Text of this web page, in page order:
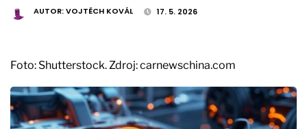
AUTOR:VOJTĚCH KOVÁL 17. 5. 2026
Foto: Shutterstock. Zdroj: carnewschina.com